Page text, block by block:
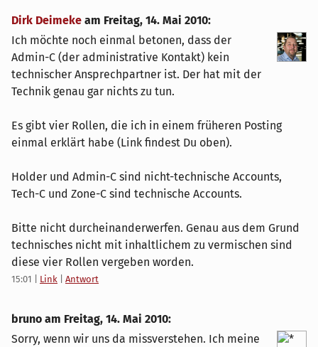
Dirk Deimeke am Freitag, 14. Mai 2010:
Ich möchte noch einmal betonen, dass der
Admin-C (der administrative Kontakt) kein
technischer Ansprechpartner ist. Der hat mit der
Technik genau gar nichts zu tun.
Es gibt vier Rollen, die ich in einem früheren Posting
einmal erklärt habe (Link findest Du oben).
Holder und Admin-C sind nicht-technische Accounts,
Tech-C und Zone-C sind technische Accounts.
Bitte nicht durcheinanderwerfen. Genau aus dem Grund
technisches nicht mit inhaltlichem zu vermischen sind
diese vier Rollen vergeben worden.
15:01 Link Antwort
bruno am Freitag, 14. Mai 2010:
Sorry, wenn wir uns da missverstehen. Ich meine